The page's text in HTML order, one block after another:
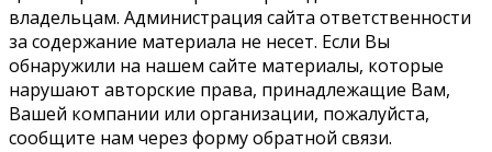
владельцам. Администрация сайта ответственности
за содержание материала не несет. Если Вы
обнаружили на нашем сайте материалы, которые
нарушают авторские права, принадлежащие Вам,
Вашей компании или организации, пожалуйста,
сообщите нам через форму обратной связи.